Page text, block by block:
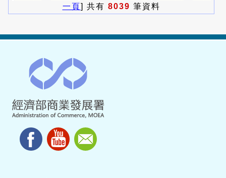
一頁] 共有 8039 筆資料